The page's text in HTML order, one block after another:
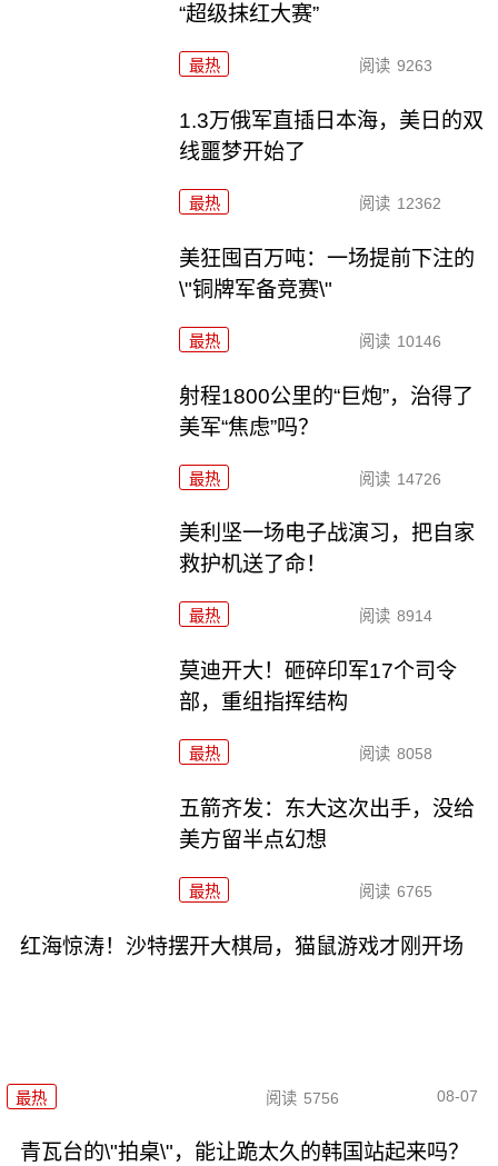
“超级抹红大赛”
最热 阅读 9263
1.3万俄军直插日本海，美日的双
线噩梦开始了
最热 阅读 12362
美狂囤百万吨：一场提前下注的
\"铜牌军备竞赛\"
最热 阅读 10146
射程1800公里的“巨炮”，治得了
美军“焦虑”吗？
最热 阅读 14726
美利坚一场电子战演习，把自家
救护机送了命！
最热 阅读 8914
莫迪开大！砸碎印军17个司令
部，重组指挥结构
最热 阅读 8058
五箭齐发：东大这次出手，没给
美方留半点幻想
最热 阅读 6765
红海惊涛！沙特摆开大棋局，猫鼠游戏才刚开场
最热 阅读 5756 08-07
青瓦台的\"拍桌\"，能让跪太久的韩国站起来吗？